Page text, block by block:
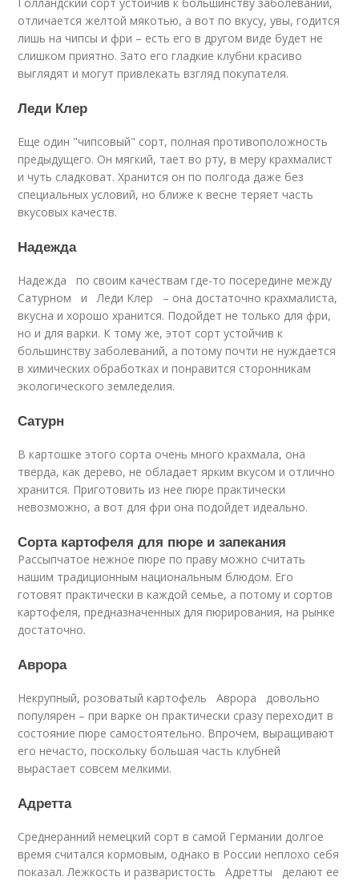
отличается желтой мякотью, а вот по вкусу, увы, годится
лишь на чипсы и фри – есть его в другом виде будет не
слишком приятно. Зато его гладкие клубни красиво
выглядят и могут привлекать взгляд покупателя.
Леди Клер
Еще один "чипсовый" сорт, полная противоположность
предыдущего. Он мягкий, тает во рту, в меру крахмалист
и чуть сладковат. Хранится он по полгода даже без
специальных условий, но ближе к весне теряет часть
вкусовых качеств.
Надежда
Надежда по своим качествам где-то посередине между
Сатурном и Леди Клер – она достаточно крахмалиста,
вкусна и хорошо хранится. Подойдет не только для фри,
но и для варки. К тому же, этот сорт устойчив к
большинству заболеваний, а потому почти не нуждается
в химических обработках и понравится сторонникам
экологического земледелия.
Сатурн
В картошке этого сорта очень много крахмала, она
тверда, как дерево, не обладает ярким вкусом и отлично
хранится. Приготовить из нее пюре практически
невозможно, а вот для фри она подойдет идеально.
Сорта картофеля для пюре и запекания
Рассыпчатое нежное пюре по праву можно считать
нашим традиционным национальным блюдом. Его
готовят практически в каждой семье, а потому и сортов
картофеля, предназначенных для пюрирования, на рынке
достаточно.
Аврора
Некрупный, розоватый картофель Аврора довольно
популярен – при варке он практически сразу переходит в
состояние пюре самостоятельно. Впрочем, выращивают
его нечасто, поскольку большая часть клубней
вырастает совсем мелкими.
Адретта
Среднеранний немецкий сорт в самой Германии долгое
время считался кормовым, однако в России неплохо себя
показал. Лежкость и разваристость Адретты делают ее